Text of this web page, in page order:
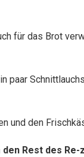
für das Brot
paar
und den
Rest des